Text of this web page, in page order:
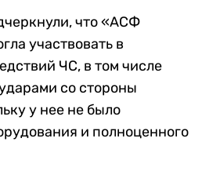
что «АСФ
участвовать в
ЧС, в том числе
со стороны
у нее не было
и полноценного